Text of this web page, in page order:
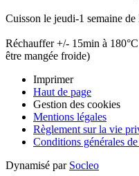
Cuisson le jeudi-1 semaine
Réchauffer +/- 15min à
être mangée froide)
Imprimer
Haut de page
Gestion des cookies
Mentions légales
Règlement sur la vie
Conditions générales
Dynamisé par Socleo